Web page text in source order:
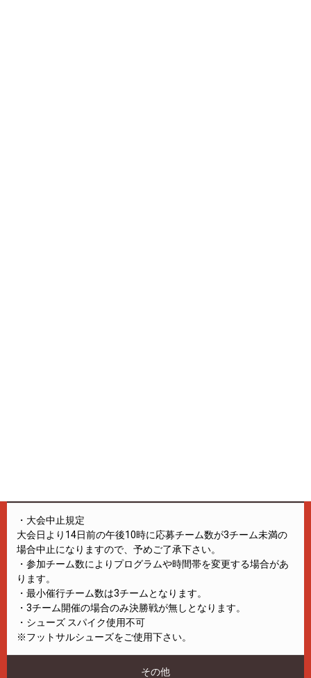
・大会中止規定
大会日より14日前の午後10時に応募チーム数が3チーム未満の
場合中止になりますので、予めご了承下さい。
・参加チーム数によりプログラムや時間帯を変更する場合があ
ります。
・最小催行チーム数は3チームとなります。
・3チーム開催の場合のみ決勝戦が無しとなります。
・シューズ スパイク使用不可
※フットサルシューズをご使用下さい。
その他